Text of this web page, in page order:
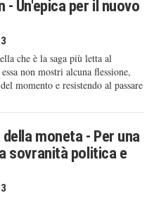
- Un'epica per il nuovo
che è la saga più letta al
non mostri alcuna flessione,
momento e resistendo al passare
moneta - Per una
sovranità politica e